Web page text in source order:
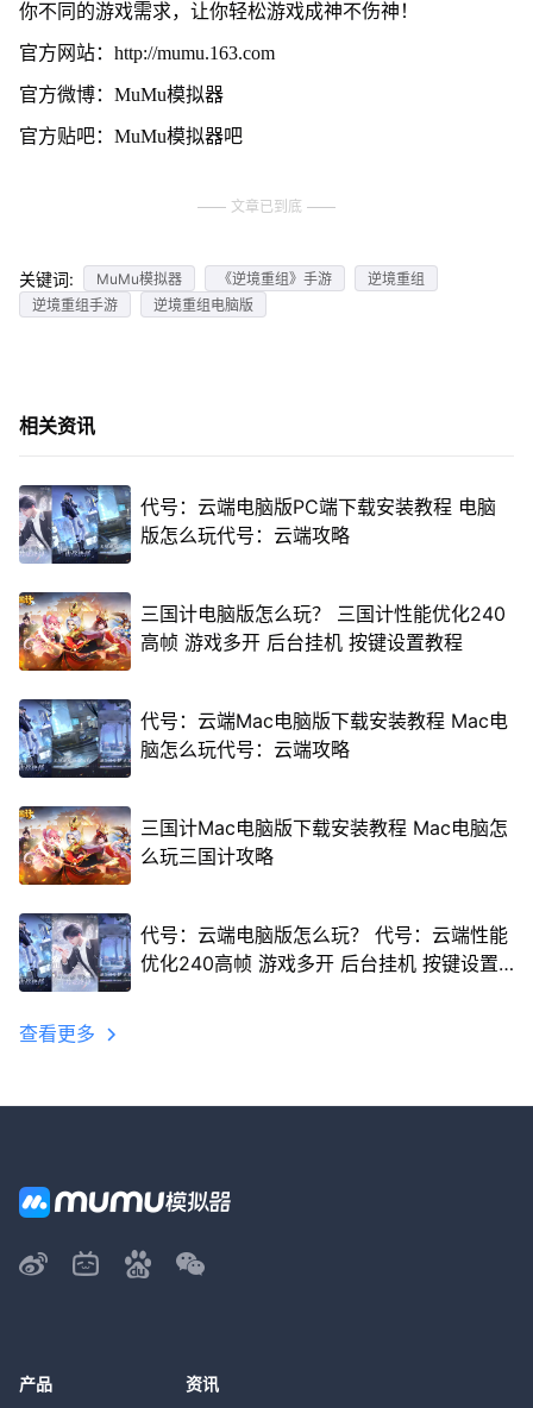
你不同的游戏需求，让你轻松游戏成神不伤神！
官方网站：http://mumu.163.com
官方微博：MuMu模拟器
官方贴吧：MuMu模拟器吧
文章已到底
关键词: MuMu模拟器 《逆境重组》手游
逆境重组
逆境重组手游
逆境重组电脑版
相关资讯
代号：云端电脑版PC端下载安装教程 电脑
版怎么玩代号：云端攻略
三国计电脑版怎么玩？ 三国计性能优化240
高帧 游戏多开 后台挂机 按键设置教程
代号：云端Mac电脑版下载安装教程 Mac电
脑怎么玩代号：云端攻略
三国计Mac电脑版下载安装教程 Mac电脑怎
么玩三国计攻略
代号：云端电脑版怎么玩？ 代号：云端性能
优化240高帧 游戏多开 后台挂机 按键设置
查看更多
产品 资讯